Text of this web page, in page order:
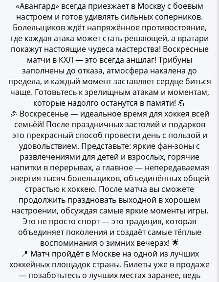
«Авангард» всегда приезжает в Москву с боевым
настроем и готов удивлять сильных соперников.
Болельщиков ждёт напряжённое противостояние,
где каждая атака может стать решающей, а вратари
покажут настоящие чудеса мастерства! Воскресные
матчи в КХЛ — это всегда аншлаг! Трибуны
заполнены до отказа, атмосфера накалена до
предела, и каждый момент заставляет сердце биться
чаще. Готовьтесь к зрелищным атакам и моментам,
которые надолго останутся в памяти! 💪
🎉 Воскресенье — идеальное время для хоккея всей
семьёй! После праздничных застолий и подарков
это прекрасный способ провести день с пользой и
удовольствием. Представьте: яркие фан-зоны с
развлечениями для детей и взрослых, горячие
напитки в перерывах, а главное — непередаваемая
энергия тысяч болельщиков, объединённых общей
страстью к хоккею. После матча вы сможете
продолжить праздновать выходной в хорошем
настроении, обсуждая самые яркие моменты игры.
Это не просто спорт — это традиция, которая
объединяет поколения и создаёт самые тёплые
воспоминания о зимних вечерах! 🌟
📍 Матч пройдёт в Москве на одной из лучших
хоккейных площадок страны. Билеты уже в продаже
— позаботьтесь о лучших местах заранее, ведь